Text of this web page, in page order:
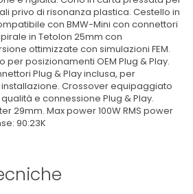
privo di risonanza plastica. Cestello in
con BMW-Mini con connettori
in Tetolon 25mm con
ottimizzate con simulazioni FEM.
posizionamenti OEM Plug & Play.
Plug & Play inclusa, per
Crossover equipaggiato
e connessione Plug & Play.
29mm. Max power 100W RMS power
90:23K